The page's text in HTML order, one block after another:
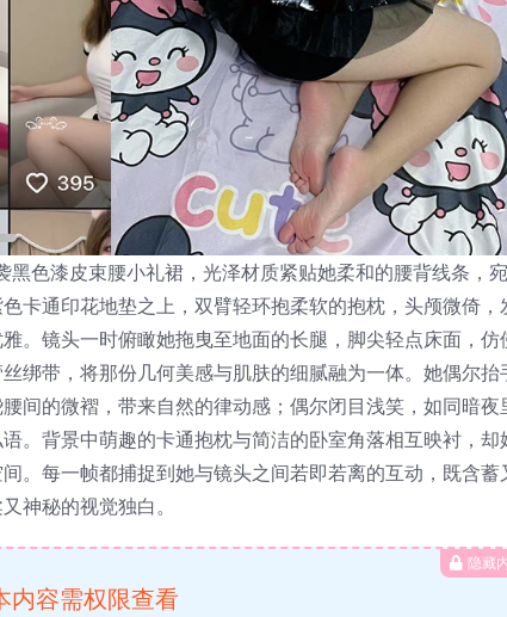
色漆皮束腰小礼裙，光泽材质紧贴她柔和的腰背线条，
卡通印花地垫之上，双臂轻环抱柔软的抱枕，头颅微倚，
。镜头一时俯瞰她拖曳至地面的长腿，脚尖轻点床面，仿
绑带，将那份几何美感与肌肤的细腻融为一体。她偶尔抬
间的微褶，带来自然的律动感；偶尔闭目浅笑，如同暗夜
。背景中萌趣的卡通抱枕与简洁的卧室角落相互映衬，却
。每一帧都捕捉到她与镜头之间若即若离的互动，既含蓄
神秘的视觉独白。
隐藏
内容需权限查看